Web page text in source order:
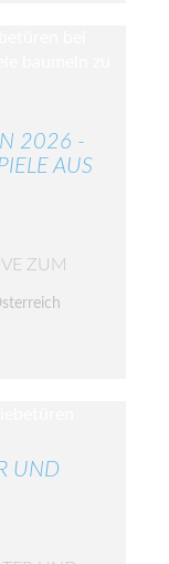
2026 -
AUS
ZUM
UND